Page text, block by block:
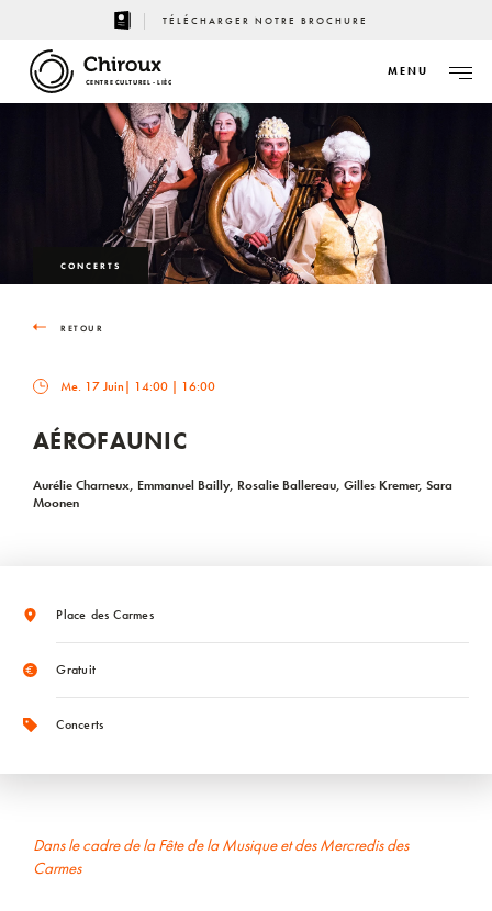
TÉLÉCHARGER NOTRE BROCHURE
CENTRE CULTUREL - LIÈGE
MENU
CONCERTS
RETOUR
Me. 17 Juin| 14:00 | 16:00
AÉROFAUNIC
Aurélie Charneux, Emmanuel Bailly, Rosalie Ballereau, Gilles Kremer, Sara
Moonen
Place des Carmes
Gratuit
Concerts
Dans le cadre de la Fête de la Musique et des Mercredis des
Carmes